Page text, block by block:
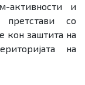
активности и
претстави со
кон заштита на
на